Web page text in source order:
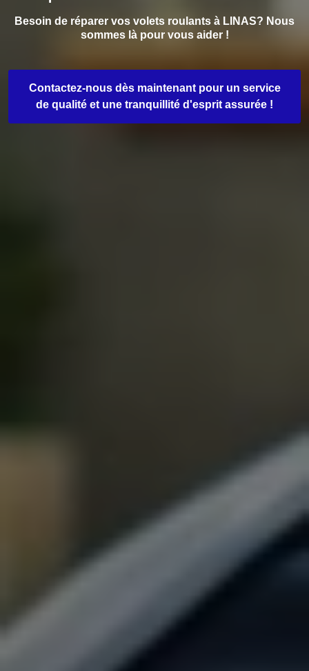
Besoin de réparer vos volets roulants à LINAS? Nous
sommes là pour vous aider !
Contactez-nous dès maintenant pour un service
de qualité et une tranquillité d'esprit assurée !